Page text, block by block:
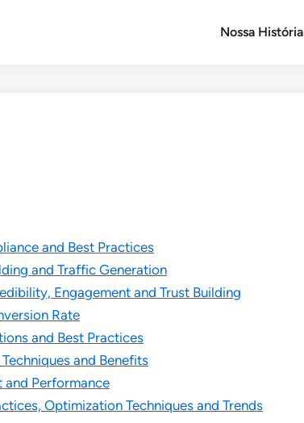
Nossa História
and Best Practices
and Traffic Generation
Engagement and Trust Building
Rate
and Best Practices
and Benefits
and Performance
Optimization Techniques and Trends